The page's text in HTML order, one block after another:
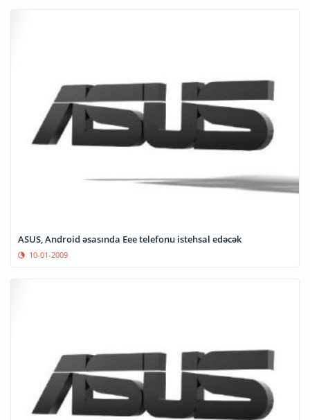
ASUS, Android əsasında Eee telefonu istehsal edəcək
10-01-2009